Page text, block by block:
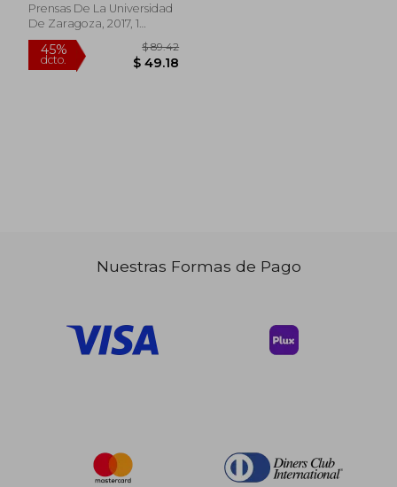
Prensas De La Universidad
De Zaragoza, 2017, 1
Edición, Tapa Blanda,
Nuevo
Nuestras Formas de Pago